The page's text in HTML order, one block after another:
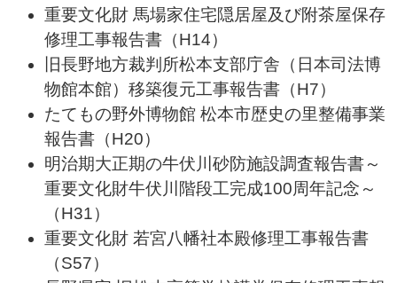
重要文化財 馬場家住宅隠居屋及び附茶屋保存
修理工事報告書（H14）
旧長野地方裁判所松本支部庁舎（日本司法博
物館本館）移築復元工事報告書（H7）
たてもの野外博物館 松本市歴史の里整備事業
報告書（H20）
明治期大正期の牛伏川砂防施設調査報告書～
重要文化財牛伏川階段工完成100周年記念～
（H31）
重要文化財 若宮八幡社本殿修理工事報告書
（S57）